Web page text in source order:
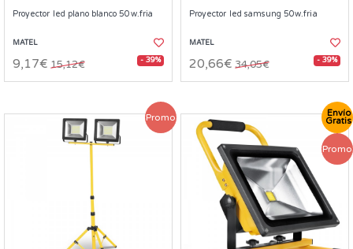
Proyector led plano blanco 50w.fria
MATEL
9,17€ 15,12€ - 39%
Proyector led samsung 50w.fria
MATEL
20,66€ 34,05€ - 39%
Promo Envío
Gratis
Promo